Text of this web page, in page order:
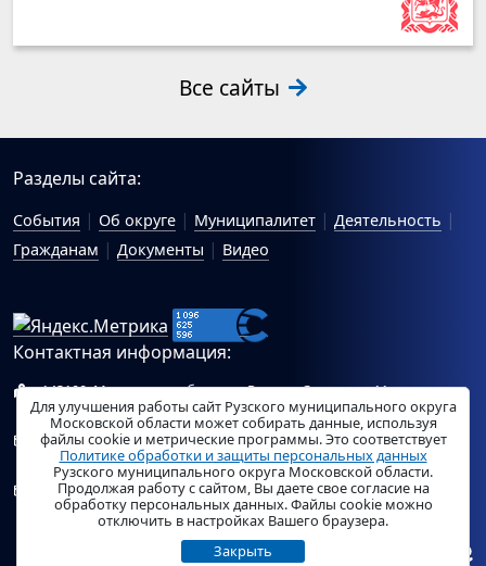
Все сайты
Разделы сайта:
События Об округе Муниципалитет
Деятельность
Гражданам
Документы Видео
Контактная информация:
143100, Московская область, г.Руза, ул.Солнцева, 11
Схема проезда
Общий отдел Администрации Рузского муниципального
округа:ruza_region_ruza@mosreg.ru.
Отдел по работе с обращениями граждан Администрации
Рузского муниципального округа:ruza_og_argo@mosreg.ru
Для улучшения работы сайт Рузского муниципального округа
Московской области может собирать данные, используя
файлы cookie и метрические программы. Это соответствует
Политике обработки и защиты персональных данных
Рузского муниципального округа Московской области.
Продолжая работу с сайтом, Вы даете свое согласие на
обработку персональных данных. Файлы cookie можно
отключить в настройках Вашего браузера.
Закрыть